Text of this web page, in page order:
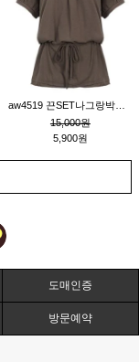
15,000원
5,900원
도매인증
방문예약